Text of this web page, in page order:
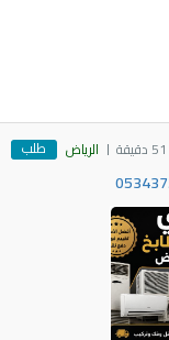
الرياض طلب